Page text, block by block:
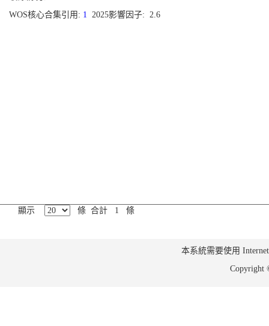
WOS核心合集引用: 1 2025影響因子: 2.6
顯示 條 合計 1 條
本系統需要使用
Copyright